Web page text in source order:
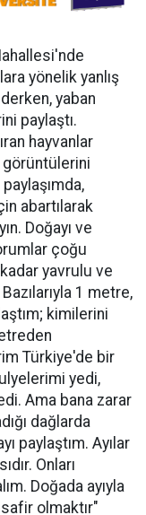
yönelik yanlış
yaban
paylaştı.
hayvanlar
görüntülerini
abartılarak
Doğayı ve
çoğu
yavrulu ve
1 metre,
kimilerini
Türkiye'de bir
yedi,
Ama bana zarar
dağlarda
paylaştım. Ayılar
Onları
Doğada ayıyla
olmaktır"